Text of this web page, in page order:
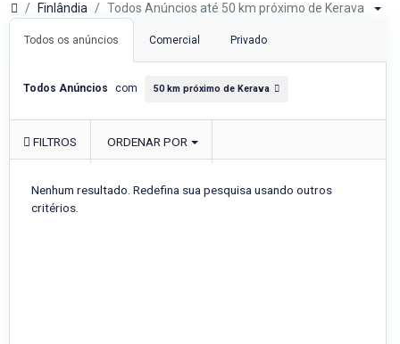
Finlândia Todos Anúncios até 50 km próximo de Kerava
Todos os anúncios Comercial Privado
Todos Anúncios com 50 km próximo de Kerava
FILTROS ORDENAR POR
Nenhum resultado. Redefina sua pesquisa usando outros
critérios.